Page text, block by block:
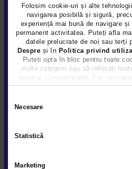
Folosim cookie-uri și alte
navigarea posibilă și sigură,
experiență mai bună de navigare
permanent activitatea. Puteți afla
datele prelucrate de noi sau terți
Despre și în Politica privind
Puteți opta în bloc pentru toate
multe categorii sau să refuzați
butonul corespunzător. Fac
care sunt activate automat,
Necesare
Statistică
Marketing
marketing, inclusiv prin Newsletter,
Da Nu
Sunteți de acord să vă contactăm
despre produsele și serviciile Țiriac
aici
Da